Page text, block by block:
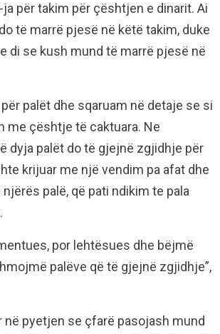
për takim për çështjen e dinarit. Ai
të marrë pjesë në këtë takim, duke
di se kush mund të marrë pjesë në
palët dhe sqaruam në detaje se si
me çështje të caktuara. Ne
dyja palët do të gjejnë zgjidhje për
krijuar me një vendim pa afat dhe
palë, që pati ndikim te pala
por lehtësues dhe bëjmë
palëve që të gjejnë zgjidhje”,
në pyetjen se çfarë pasojash mund